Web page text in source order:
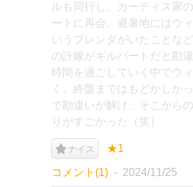
ルも同行し、カーティス家
ートに再会。避暑地にはウ
いうブレンダがいたことな
の許嫁がギルバートだと勘
時間を過ごしていく中でウ
く。終盤まではもどかしか
で勘違いが解け、そこから
りがすごかった（笑）
ナイス ★1
コメント(1) 2024/11/25